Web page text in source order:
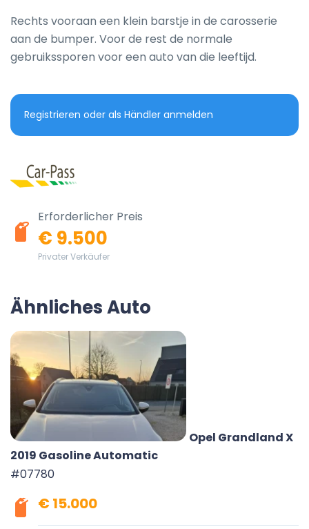
Rechts vooraan een klein barstje in de carosserie
aan de bumper. Voor de rest de normale
gebruikssporen voor een auto van die leeftijd.
Registrieren oder als Händler anmelden
Erforderlicher Preis
€ 9.500
Privater Verkäufer
Ähnliches Auto
Opel Grandland X
2019 Gasoline Automatic
#07780
€ 15.000